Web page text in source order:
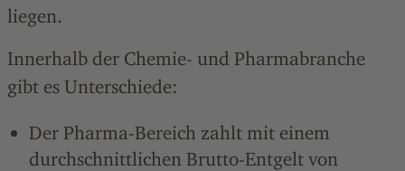
liegen.
Innerhalb der Chemie- und Pharmabranche
gibt es Unterschiede:
Der Pharma-Bereich zahlt mit einem
durchschnittlichen Brutto-Entgelt von